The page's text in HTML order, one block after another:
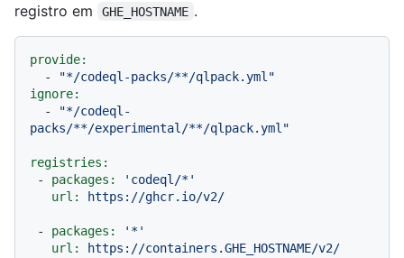
registro em
GHE_HOSTNAME .
provide:
-
"*/codeql-packs/**/qlpack.yml"
ignore:
-
"*/codeql-
packs/**/experimental/**/qlpack.yml"
registries:
-
packages:
'codeql/*'
url:
https://ghcr.io/v2/
- packages:
'*'
url:
https://containers.GHE_HOSTNAME/v2/